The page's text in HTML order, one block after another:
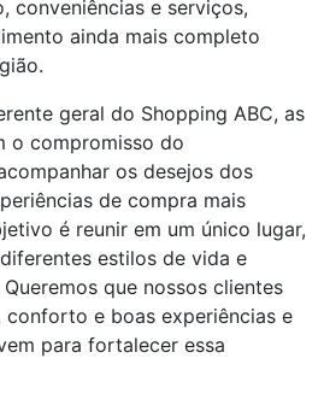
conveniências e serviços,
ainda mais completo
geral do Shopping ABC, as
o compromisso do
os desejos dos
de compra mais
é reunir em um único lugar,
estilos de vida e
que nossos clientes
conforto e boas experiências e
para fortalecer essa